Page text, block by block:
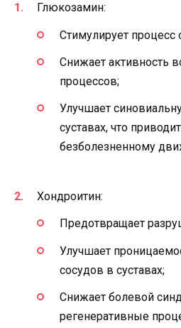
Глюкозамин:
Стимулирует процесс
Снижает активность
процессов;
Улучшает
суставах, что
безболезненному
Хондроитин:
Предотвращает
Улучшает
сосудов в суставах;
Снижает болевой
регенеративные